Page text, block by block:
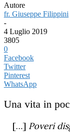
Autore
fr. Giuseppe Filippini
-
4 Luglio 2019
3805
0
Facebook
Twitter
Pinterest
WhatsApp
Una vita in
[…] Poveri